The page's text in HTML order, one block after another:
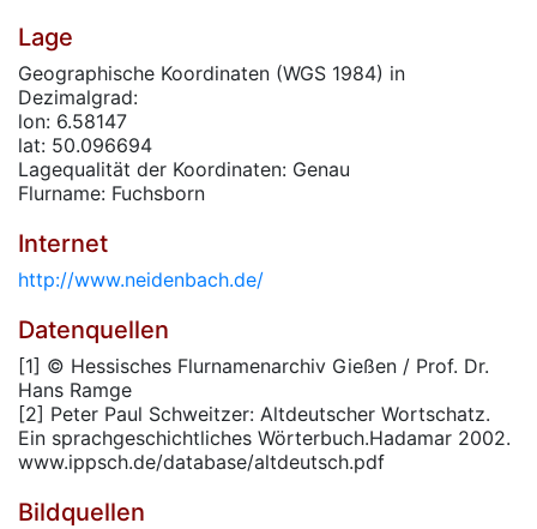
Lage
Geographische Koordinaten (WGS 1984) in
Dezimalgrad:
lon: 6.58147
lat: 50.096694
Lagequalität der Koordinaten: Genau
Flurname: Fuchsborn
Internet
http://www.neidenbach.de/
Datenquellen
[1] © Hessisches Flurnamenarchiv Gießen / Prof. Dr.
Hans Ramge
[2] Peter Paul Schweitzer: Altdeutscher Wortschatz.
Ein sprachgeschichtliches Wörterbuch.Hadamar 2002.
www.ippsch.de/database/altdeutsch.pdf
Bildquellen